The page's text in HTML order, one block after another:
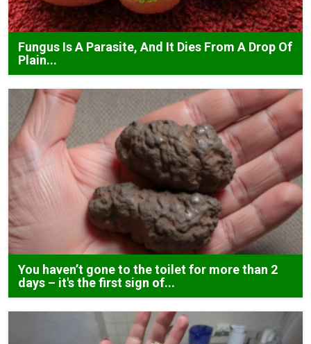
Fungus Is A Parasite, And It Dies From A Drop Of
Plain...
You haven’t gone to the toilet for more than 2
days – it's the first sign of...